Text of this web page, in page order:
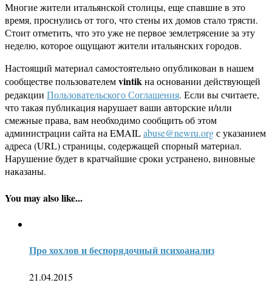
Многие жители итальянской столицы, еще спавшие в это
время, проснулись от того, что стены их домов стало трясти.
Стоит отметить, что это уже не первое землетрясение за эту
неделю, которое ощущают жители итальянских городов.
Настоящий материал самостоятельно опубликован в нашем
сообществе пользователемvintikна основании действующей
редакции Пользовательского Соглашения. Если вы считаете,
что такая публикация нарушает ваши авторские и/или
смежные права, вам необходимо сообщить об этом
администрации сайта на EMAILabuse@newru.orgс указанием
адреса (URL) страницы, содержащей спорный материал.
Нарушение будет в кратчайшие сроки устранено, виновные
наказаны.
You may also like...
Про хохлов и беспорядочный психоанализ
21.04.2015